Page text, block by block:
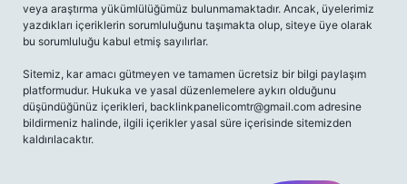
veya araştırma yükümlülüğümüz bulunmamaktadır. Ancak, üyelerimiz
yazdıkları içeriklerin sorumluluğunu taşımakta olup, siteye üye olarak
bu sorumluluğu kabul etmiş sayılırlar.
Sitemiz, kar amacı gütmeyen ve tamamen ücretsiz bir bilgi paylaşım
platformudur. Hukuka ve yasal düzenlemelere aykırı olduğunu
düşündüğünüz içerikleri, backlinkpanelicomtr@gmail.com adresine
bildirmeniz halinde, ilgili içerikler yasal süre içerisinde sitemizden
kaldırılacaktır.